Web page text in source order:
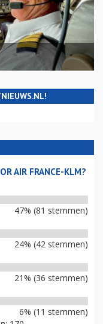
AIR FRANCE-KLM?
47% (81 stemmen)
24% (42 stemmen)
21% (36 stemmen)
6% (11 stemmen)